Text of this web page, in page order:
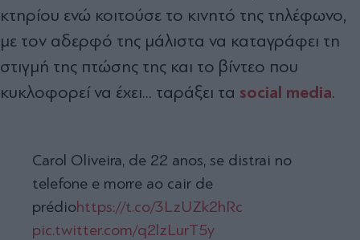
κτηρίου ενώ κοιτούσε το κινητό της τηλέφωνο,
με τον αδερφό της μάλιστα να καταγράφει τη
στιγμή της πτώσης της και το βίντεο που
κυκλοφορεί να έχει... ταράξει τα social media.
Carol Oliveira, de 22 anos, se distrai no
telefone e morre ao cair de
prédiohttps://t.co/3LzUZk2hRc
pic.twitter.com/q2lzLurT5y